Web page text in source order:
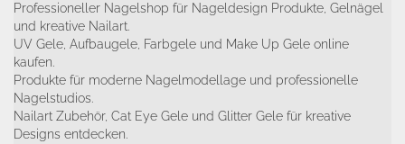
Professioneller Nagelshop für Nageldesign Produkte, Gelnägel
und kreative Nailart.
UV Gele, Aufbaugele, Farbgele und Make Up Gele online
kaufen.
Produkte für moderne Nagelmodellage und professionelle
Nagelstudios.
Nailart Zubehör, Cat Eye Gele und Glitter Gele für kreative
Designs entdecken.